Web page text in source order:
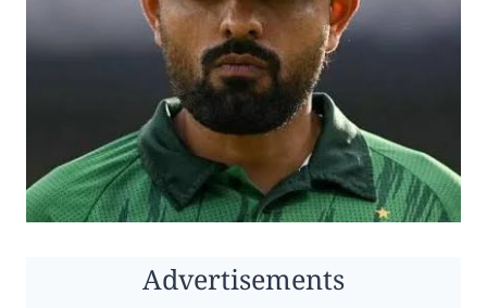
Advertisements